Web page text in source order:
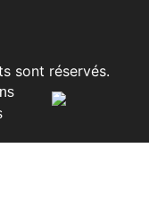
sont réservés.